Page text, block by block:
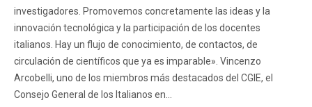
investigadores. Promovemos concretamente las ideas y la
innovación tecnológica y la participación de los docentes
italianos. Hay un flujo de conocimiento, de contactos, de
circulación de científicos que ya es imparable». Vincenzo
Arcobelli, uno de los miembros más destacados del CGIE, el
Consejo General de los Italianos en...